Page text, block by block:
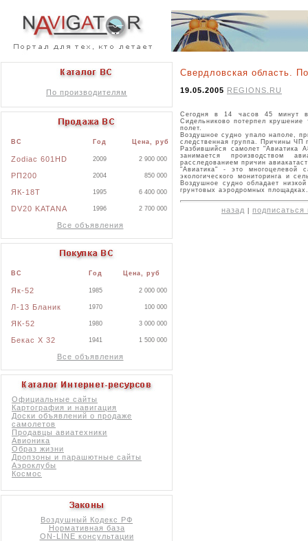
По производителям
ВС Год Цена, руб
Zodiac 601HD 2009 2 900 000
РП200 2004 850 000
ЯК-18Т 1995 6 400 000
DV20 KATANA 1996 2 700 000
Все объявления
ВС Год Цена, руб
Як-52 1985 2 000 000
Л-13 Бланик 1970 100 000
ЯК-52 1980 3 000 000
Бекас X 32 1941 1 500 000
Все объявления
Официальные сайты
Картография и навигация
Доски объявлений о продаже
самолетов
Продавцы авиатехники
Авионика
Образ жизни
Дропзоны и парашютные сайты
Аэроклубы
Космос
Воздушный Кодекс РФ
Нормативная база
ON-LINE консультации
Свердловская область.
19.05.2005 REGIONS.RU
Сегодня в 14 часов 45 минут в
Сидельниково потерпел
полет.
Воздушное судно упало наполе,
следственная группа. Причины ЧП
Разбившийся самолет "Авиатика
занимается производством
расследованием причин
"Авиатика" - это многоцелевой
экологического мониторинга и
Воздушное судно обладает
грунтовых аэродромных площадках.
назад подписаться